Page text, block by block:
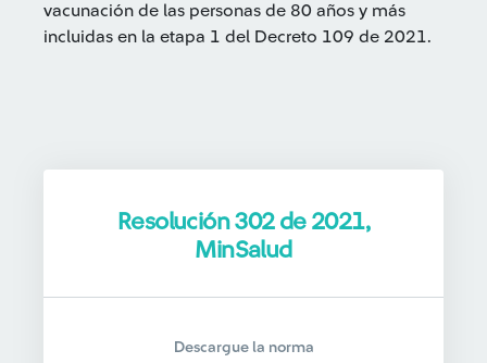
vacunación de las personas de 80 años y más
incluidas en la etapa 1 del Decreto 109 de 2021.
Resolución 302 de 2021,
MinSalud
Descargue la norma